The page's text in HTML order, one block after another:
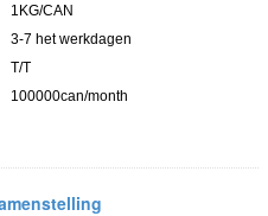
1KG/CAN
3-7 het werkdagen
T/T
100000can/month